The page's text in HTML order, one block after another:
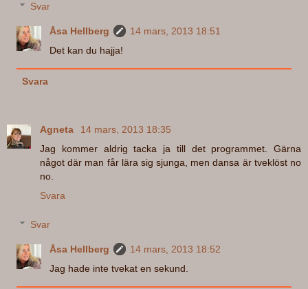
Svar
Åsa Hellberg
14 mars, 2013 18:51
Det kan du hajja!
Svara
Agneta
14 mars, 2013 18:35
Jag kommer aldrig tacka ja till det programmet. Gärna
något där man får lära sig sjunga, men dansa är tveklöst no
no.
Svara
Svar
Åsa Hellberg
14 mars, 2013 18:52
Jag hade inte tvekat en sekund.